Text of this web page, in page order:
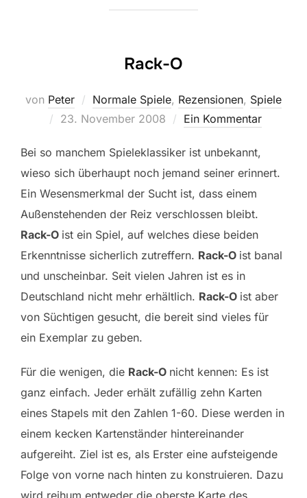
Rack-O
von Peter Normale Spiele, Rezensionen, Spiele
Veröffentlicht
23. November 2008 Ein Kommentar
Bei so manchem Spieleklassiker ist unbekannt,
wieso sich überhaupt noch jemand seiner erinnert.
Ein Wesensmerkmal der Sucht ist, dass einem
Außenstehenden der Reiz verschlossen bleibt.
Rack-O ist ein Spiel, auf welches diese beiden
Erkenntnisse sicherlich zutreffern. Rack-O ist banal
und unscheinbar. Seit vielen Jahren ist es in
Deutschland nicht mehr erhältlich. Rack-O ist aber
von Süchtigen gesucht, die bereit sind vieles für
ein Exemplar zu geben.
Für die wenigen, die Rack-O nicht kennen: Es ist
ganz einfach. Jeder erhält zufällig zehn Karten
eines Stapels mit den Zahlen 1-60. Diese werden in
einem kecken Kartenständer hintereinander
aufgereiht. Ziel ist es, als Erster eine aufsteigende
Folge von vorne nach hinten zu konstruieren. Dazu
wird reihum entweder die oberste Karte des